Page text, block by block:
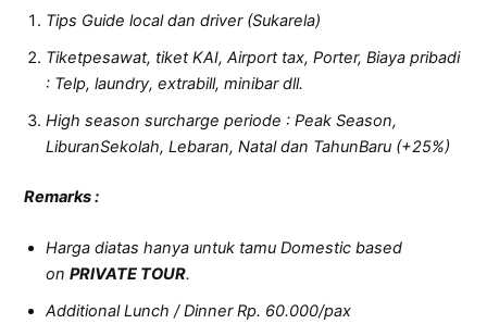
Tips Guide local dan driver (Sukarela)
Tiketpesawat, tiket KAI, Airport tax, Porter, Biaya pribadi
: Telp, laundry, extrabill, minibar dll.
High season surcharge periode : Peak Season,
LiburanSekolah, Lebaran, Natal dan TahunBaru (+25%)
Remarks :
Harga diatas hanya untuk tamu Domestic based
onPRIVATE TOUR.
Additional Lunch / Dinner Rp. 60.000/pax